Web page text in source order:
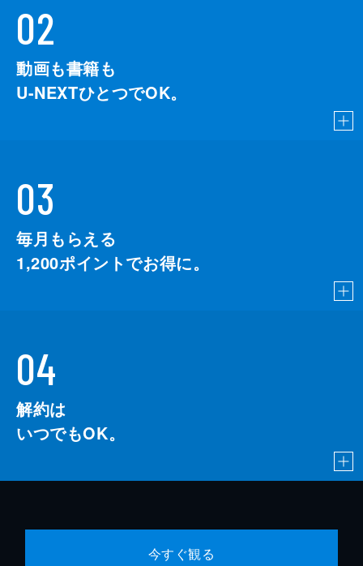
02
動画も書籍も
U-NEXTひとつでOK。
03
毎月もらえる
1,200ポイントでお得に。
04
解約は
いつでもOK。
今すぐ観る